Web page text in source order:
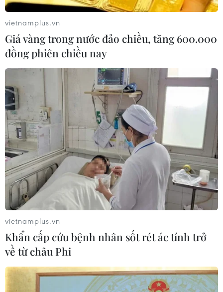
THAAD tại Hàn Quốc.
vietnamplus.vn
Giá vàng trong nước đảo chiều, tăng 600.000
đồng phiên chiều nay
vietnamplus.vn
Khẩn cấp cứu bệnh nhân sốt rét ác tính trở
về từ châu Phi